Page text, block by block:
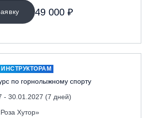
49 000 ₽
по горнолыжному спорту
- 30.01.2027 (7 дней)
Хутор»